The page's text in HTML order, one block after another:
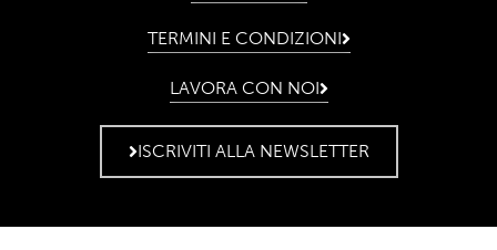
TERMINI E CONDIZIONI
LAVORA CON NOI
ISCRIVITI ALLA NEWSLETTER